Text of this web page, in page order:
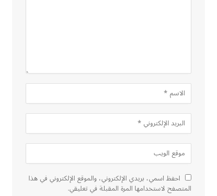
احفظ اسمي، بريدي الإلكتروني، والموقع الإلكتروني في هذا
المتصفح لاستخدامها المرة المقبلة في تعليقي.